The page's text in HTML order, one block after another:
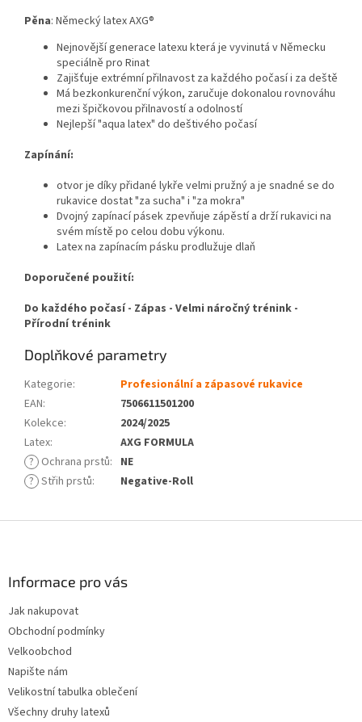
Pěna: Německý latex AXG®
Nejnovější generace latexu která je vyvinutá v Německu
speciálně pro Rinat
Zajišťuje extrémní přilnavost za každého počasí i za deště
Má bezkonkurenční výkon, zaručuje dokonalou rovnováhu
mezi špičkovou přilnavostí a odolností
Nejlepší "aqua latex" do deštivého počasí
Zapínání:
otvor je díky přidané lykře velmi pružný a je snadné se do
rukavice dostat "za sucha" i "za mokra"
Dvojný zapínací pásek zpevňuje zápěstí a drží rukavici na
svém místě po celou dobu výkonu.
Latex na zapínacím pásku prodlužuje dlaň
Doporučené použití:
Do každého počasí - Zápas - Velmi náročný trénink -
Přírodní trénink
Doplňkové parametry
Kategorie:
Profesionální a zápasové rukavice
EAN:
7506611501200
Kolekce:
2024/2025
Latex:
AXG FORMULA
? Ochrana prstů: NE
? Střih prstů: Negative-Roll
Informace pro vás
Jak nakupovat
Obchodní podmínky
Velkoobchod
Napište nám
Velikostní tabulka oblečení
Všechny druhy latexů